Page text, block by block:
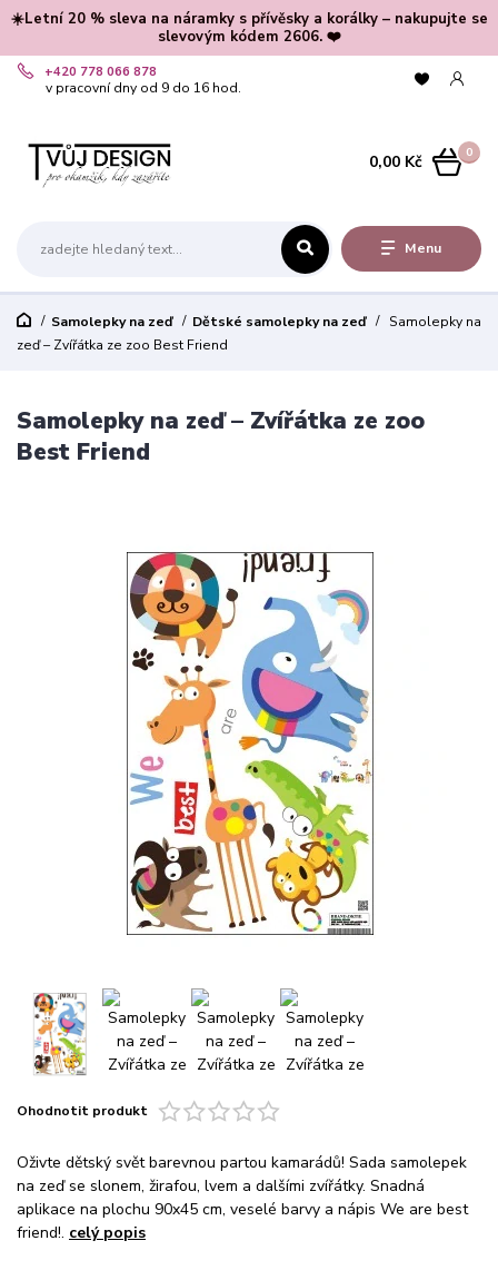
☀️Letní 20 % sleva na náramky s přívěsky a korálky – nakupujte se
slevovým kódem 2606. ❤️
Menu
+420 778 066 878
v pracovní dny od 9 do 16 hod.
0
0,00 Kč
Samolepky na zeď Dětské samolepky na zeď
Samolepky na
zeď – Zvířátka ze zoo Best Friend
Samolepky na zeď – Zvířátka ze zoo
Best Friend
Ohodnotit produkt
Oživte dětský svět barevnou partou kamarádů! Sada samolepek
na zeď se slonem, žirafou, lvem a dalšími zvířátky. Snadná
aplikace na plochu 90x45 cm, veselé barvy a nápis We are best
friend!. celý popis